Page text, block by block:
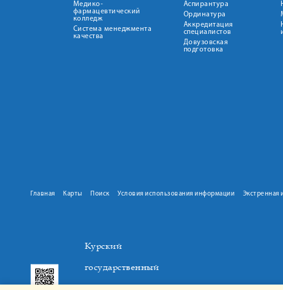
Медико-
фармацевтический
колледж
Система менеджмента
качества
Аспирантура
Ординатура
Аккредитация
специалистов
Довузовская
подготовка
Главная Карты Поиск Условия использования информации Экстренная
Курский
государственный